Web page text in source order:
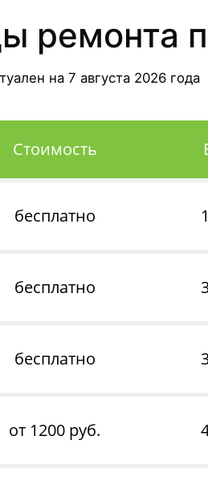
ремонта
на 7 августа 2026года
Стоимость
бесплатно
бесплатно
бесплатно
от 1200 руб.